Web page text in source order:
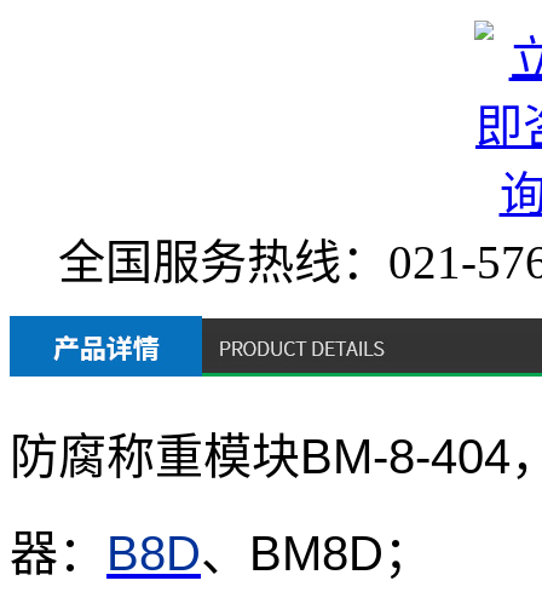
全国服务热线： 021-
防腐称重模块BM-8-404
器： B8D、BM8D ；